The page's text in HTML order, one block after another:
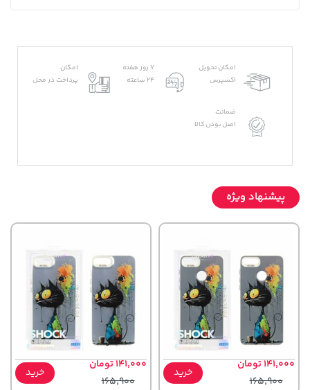
امکان تحویل
اکسپرس
7 روز هفته
24 ساعته
امکان
پرداخت در محل
ضمانت
اصل بودن کالا
پیشنهاد ویژه
141,000 تومان
165,900
خرید
141,000 تومان
165,900
خرید